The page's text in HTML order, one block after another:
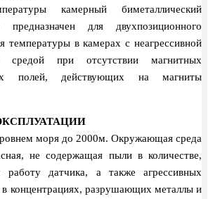
камерный биметаллический
предназначен для двухпозиционного
температуры в камерах с неагрессивной
средой при отсутствии магнитных
полей, действующих на магниты
моря до 2000м. Окружающая среда
не содержащая пыли в количестве,
датчика, а также агрессивных
в концентрациях, разрушающих металлы и